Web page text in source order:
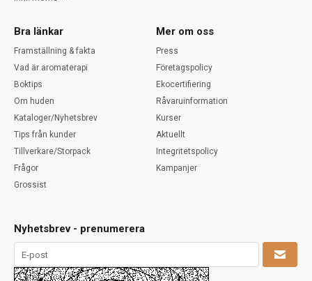
Bra länkar
Framställning & fakta
Vad är aromaterapi
Boktips
Om huden
Kataloger/Nyhetsbrev
Tips från kunder
Tillverkare/Storpack
Frågor
Grossist
Mer om oss
Press
Företagspolicy
Ekocertifiering
Råvaruinformation
Kurser
Aktuellt
Integritetspolicy
Kampanjer
Nyhetsbrev - prenumerera